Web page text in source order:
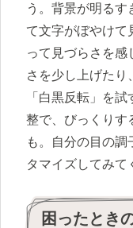
う。背景が明るす
て文字がぼやけて
って見づらさを感
さを少し上げた
「白黒反転」を
整で、びっくりす
も。自分の目の調
タマイズしてみて
困ったとき